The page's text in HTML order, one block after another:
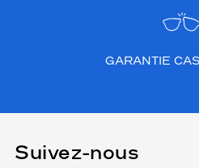
GARANTIE
Suivez-nous